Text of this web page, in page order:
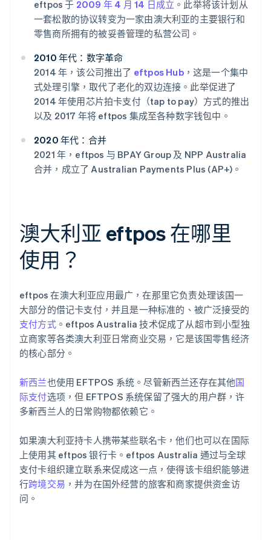
eftpos 于 2009 年 4 月 14 日成立 。此举将该计划从
一套松散的协议转变为一家由澳大利亚的主要银行和
零售商所拥有的被妥善管理的私营公司。
2010 年代：数字革命
2014 年，该公司推出了 eftpos Hub，这是一个集中
式处理引擎，取代了老化的双边连接。此举促进了
2014 年使用芯片拍卡支付（tap to pay）方式的推出
以及 2017 年将 eftpos 集成至各种数字钱包中。
2020 年代：合并
2021 年，eftpos 与 BPAY Group 及 NPP Australia
合并，成立了 Australian Payments Plus (AP+)。
澳大利亚 eftpos 在哪里
使用？
eftpos 在澳大利亚应用最广，在那里它负责处理该国一
大部分的借记卡支付，并且是一种标准的、被广泛接受的
支付方式。eftpos Australia 技术促成了从超市到小型独
立商家等各类澳大利亚日常商业交易，它是该国零售经济
的核心部分。
新西兰也使用 EFTPOS 系统。尽管新西兰还存在其他国
际支付选项，但 EFTPOS 系统保留了强大的用户群，许
多新西兰人的日常购物都依赖它。
如果澳大利亚持卡人携带某些联名卡，他们也可以在国际
上使用其 eftpos 银行卡。eftpos Australia 通过与全球
支付卡组织建立联系来促成这一点，使得该卡组织能够进
行跨境交易 ，并为在国外经营的旅客和商家提供资金访
问。